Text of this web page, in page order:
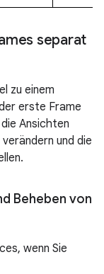
separat
zu einem
erste Frame
Ansichten
und die
Beheben von
wenn Sie